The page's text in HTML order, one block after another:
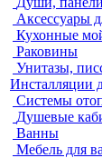
Аксессуары
Кухонные
Раковины
Унитазы,
Инсталляции
Системы
Душевые
Ванны
Мебель для